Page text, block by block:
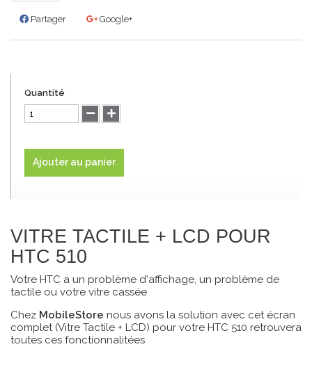
Partager Google+
Quantité
Ajouter au panier
VITRE TACTILE + LCD POUR
HTC 510
Votre HTC a un problème d'affichage, un problème de
tactile ou votre vitre cassée
Chez MobileStore nous avons la solution avec cet écran
complet (Vitre Tactile + LCD) pour votre HTC 510 retrouvera
toutes ces fonctionnalitées